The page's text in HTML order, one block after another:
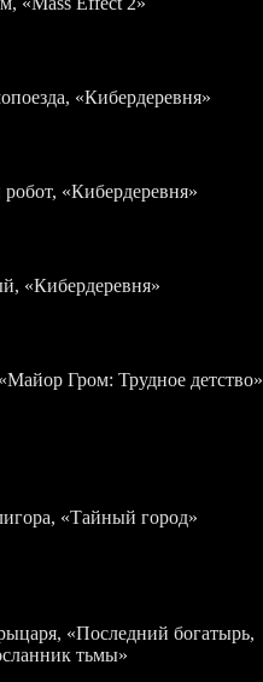
«Кибердеревня»
«Кибердеревня»
«Кибердеревня»
Гром: Трудное детство»
«Тайный город»
«Последний богатырь,
тьмы»